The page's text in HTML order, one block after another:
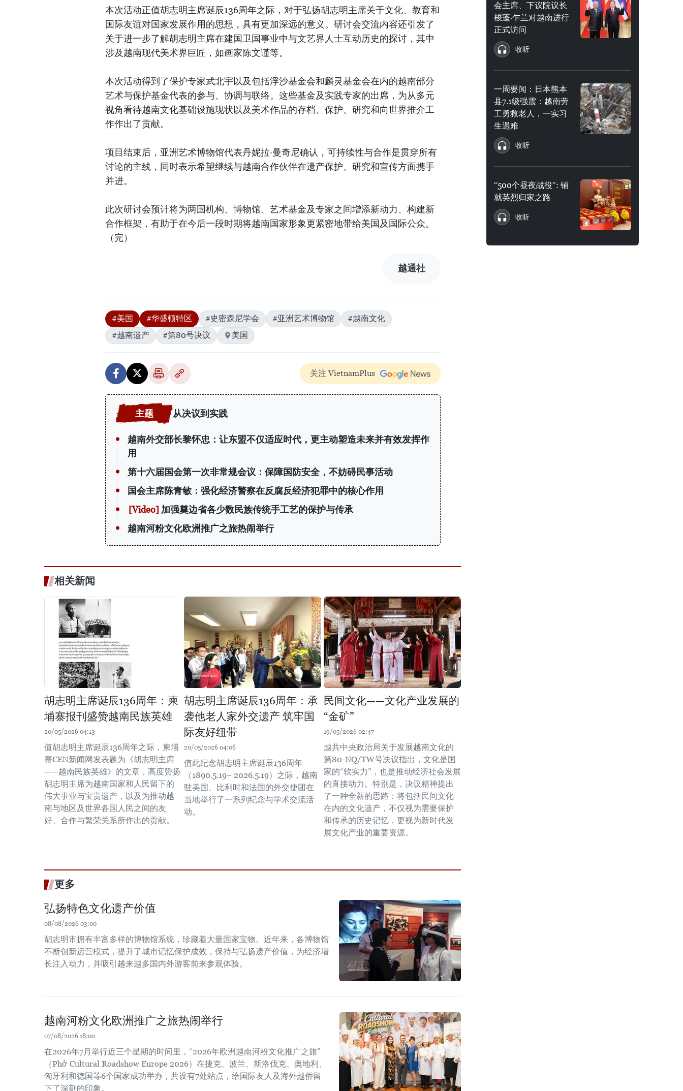
本次活动正值胡志明主席诞辰136周年之际，对于弘扬胡志明主席关于文化、教育和
国际友谊对国家发展作用的思想，具有更加深远的意义。研讨会交流内容还引发了
关于进一步了解胡志明主席在建国卫国事业中与文艺界人士互动历史的探讨，其中
涉及越南现代美术界巨匠，如画家陈文谨等。
本次活动得到了保护专家武北宇以及包括浮沙基金会和麟灵基金会在内的越南部分
艺术与保护基金代表的参与、协调与联络。这些基金及实践专家的出席，为从多元
视角看待越南文化基础设施现状以及美术作品的存档、保护、研究和向世界推介工
作作出了贡献。
项目结束后，亚洲艺术博物馆代表丹妮拉·曼奇尼确认，可持续性与合作是贯穿所有
讨论的主线，同时表示希望继续与越南合作伙伴在遗产保护、研究和宣传方面携手
并进。
此次研讨会预计将为两国机构、博物馆、艺术基金及专家之间增添新动力、构建新
合作框架，有助于在今后一段时期将越南国家形象更紧密地带给美国及国际公众。
（完）
越通社
#美国 #华盛顿特区 #史密森尼学会 #亚洲艺术博物馆
#越南文化
#越南遗产
#第80号决议 美国
关注 VietnamPlus
从决议到实践
越南外交部长黎怀忠：让东盟不仅适应时代，更主动塑造未来并有效发挥作
用
第十六届国会第一次非常规会议：保障国防安全，不妨碍民事活动
国会主席陈青敏：强化经济警察在反腐反经济犯罪中的核心作用
加强奠边省各少数民族传统手工艺的保护与传承
越南河粉文化欧洲推广之旅热闹举行
相关新闻
胡志明主席诞辰136周年：柬
埔寨报刊盛赞越南民族英雄
20/05/2026 04:13
值胡志明主席诞辰136周年之际，柬埔
寨CEN新闻网发表题为《胡志明主席
——越南民族英雄》的文章，高度赞扬
胡志明主席为越南国家和人民留下的
伟大事业与宝贵遗产，以及为推动越
南与地区及世界各国人民之间的友
好、合作与繁荣关系所作出的贡献。
胡志明主席诞辰136周年：承
袭他老人家外交遗产 筑牢国
际友好纽带
20/05/2026 04:06
值此纪念胡志明主席诞辰136周年
（1890.5.19~ 2026.5.19）之际，越南
驻美国、比利时和法国的外交使团在
当地举行了一系列纪念与学术交流活
动。
民间文化——文化产业发展的
“金矿”
19/05/2026 02:47
越共中央政治局关于发展越南文化的
第80-NQ/TW号决议指出，文化是国
家的“软实力”，也是推动经济社会发展
的直接动力。特别是，决议精神提出
了一种全新的思路：将包括民间文化
在内的文化遗产，不仅视为需要保护
和传承的历史记忆，更视为新时代发
展文化产业的重要资源。
更多
弘扬特色文化遗产价值
08/08/2026 03:00
胡志明市拥有丰富多样的博物馆系统，珍藏着大量国家宝物。近年来，各博物馆
不断创新运营模式，提升了城市记忆保护成效，保持与弘扬遗产价值，为经济增
长注入动力，并吸引越来越多国内外游客前来参观体验。
越南河粉文化欧洲推广之旅热闹举行
07/08/2026 18:00
在2026年7月举行近三个星期的时间里，“2026年欧洲越南河粉文化推广之旅”
（Phở Cultural Roadshow Europe 2026）在捷克、波兰、斯洛伐克、奥地利、
匈牙利和德国等6个国家成功举办，共设有7处站点，给国际友人及海外越侨留
下了深刻的印象。
会主席、下议院议长
梭蓬·乍兰对越南进行
正式访问
收听
一周要闻：日本熊本
县7.1级强震：越南劳
工勇救老人，一实习
生遇难
收听
“500个昼夜战役”: 铺
就英烈归家之路
收听